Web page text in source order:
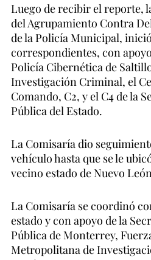
Luego de recibir el reporte,
del Agrupamiento Contra
de la Policía Municipal,
correspondientes, con
Policía Cibernética de
Investigación Criminal, el
Comando, C2, y el C4 de la
Pública del Estado.
La Comisaría dio
vehículo hasta que se le
vecino estado de Nuevo
La Comisaría se coordinó
estado y con apoyo de la
Pública de Monterrey,
Metropolitana de